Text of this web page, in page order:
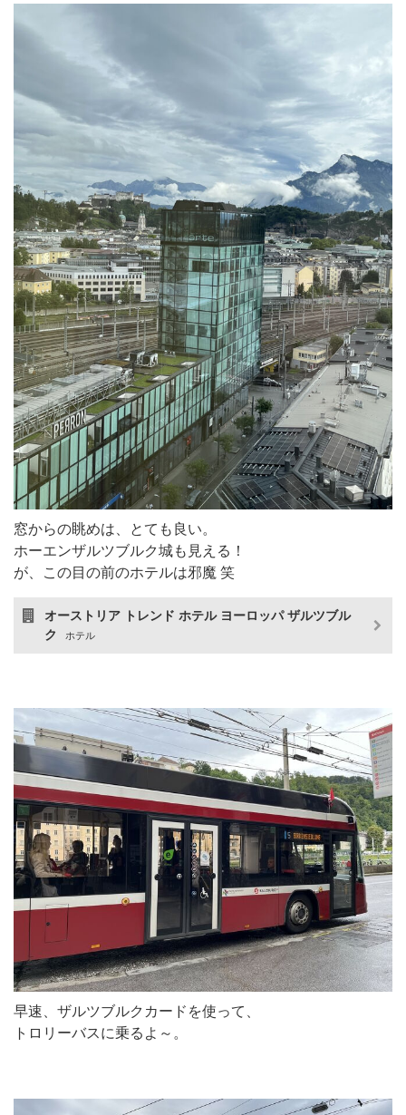
窓からの眺めは、とても良い。
ホーエンザルツブルク城も見える！
が、この目の前のホテルは邪魔 笑
オーストリア トレンド ホテル ヨーロッパ ザルツブル
ク
ホテル
早速、ザルツブルクカードを使って、
トロリーバスに乗るよ～。